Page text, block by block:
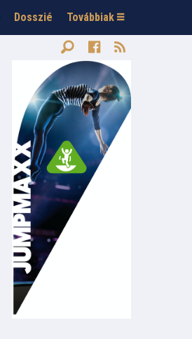
Dosszié Továbbiak